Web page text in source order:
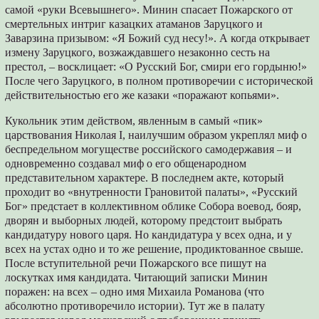
самой «руки Всевышнего». Минин спасает Пожарского от
смертельных интриг казацких атаманов Заруцкого и
Заварзина призывом: «Я Божий суд несу!». А когда открывает
измену Заруцкого, возжаждавшего незаконно сесть на
престол, – восклицает: «О Русский Бог, смири его гордыню!»
После чего Заруцкого, в полном противоречии с исторической
действительностью его же казаки «поражают копьями».
Кукольник этим действом, явленным в самый «пик»
царствования Николая I, наилучшим образом укреплял миф о
беспредельном могуществе российского самодержавия – и
одновременно создавал миф о его общенародном
представительном характере. В последнем акте, который
проходит во «внутренности Грановитой палаты», «Русский
Бог» предстает в коллективном облике Собора воевод, бояр,
дворян и выборных людей, которому предстоит выбрать
кандидатуру нового царя. Но кандидатура у всех одна, и у
всех на устах одно и то же решение, продиктованное свыше.
После вступительной речи Пожарского все пишут на
лоскутках имя кандидата. Читающий записки Минин
поражен: на всех – одно имя Михаила Романова (что
абсолютно противоречило истории). Тут же в палату